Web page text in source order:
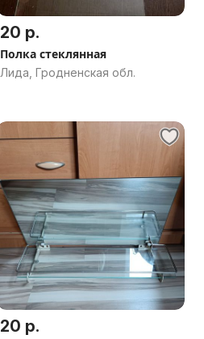
20 р.
Полка стеклянная
Лида, Гродненская обл.
20 р.